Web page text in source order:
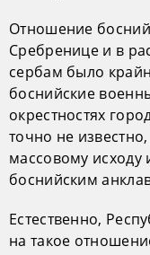
Отношение
Сребренице и в
сербам было
боснийские
окрестностях
точно не
массовому исходу
боснийским
Естественно,
на такое